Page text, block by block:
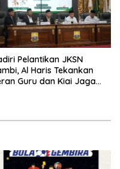
Pelantikan JKSN
Al Haris Tekankan
Guru dan Kiai Jaga